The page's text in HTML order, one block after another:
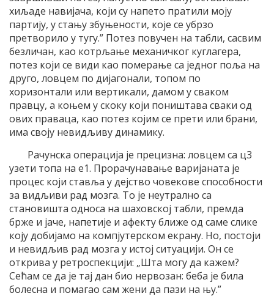
хиљаде навијача, који су напето пратили моју
партију, у стању збуњености, које се убрзо
претворило у тугу.” Потез повучен на табли, сасвим
безличан, као котрљање механичког куглагера,
потез који се види као померање са једног поља на
друго, ловцем по дијагонали, топом по
хоризонтали или вертикали, дамом у сваком
правцу, а коњем у скоку који поништава сваки од
ових праваца, као потез којим се прети или брани,
има своју невидљиву динамику.
Рачунска операција је прецизна: ловцем са ц3
узети топа на е1. Прорачунавање варијаната је
процес који ставља у дејство човекове способности
за видљиви рад мозга. То је неутрално са
становишта односа на шаховској табли, премда
брже и јаче, напетије и афекту ближе од саме слике
коју добијамо на компјутерском екрану. Но, постоји
и невидљив рад мозга у истој ситуацији. Он се
открива у ретроспекцији: „Шта могу да кажем?
Сећам се да је тај дан био нервозан: беба је била
болесна и помагао сам жени да пази на њу.”